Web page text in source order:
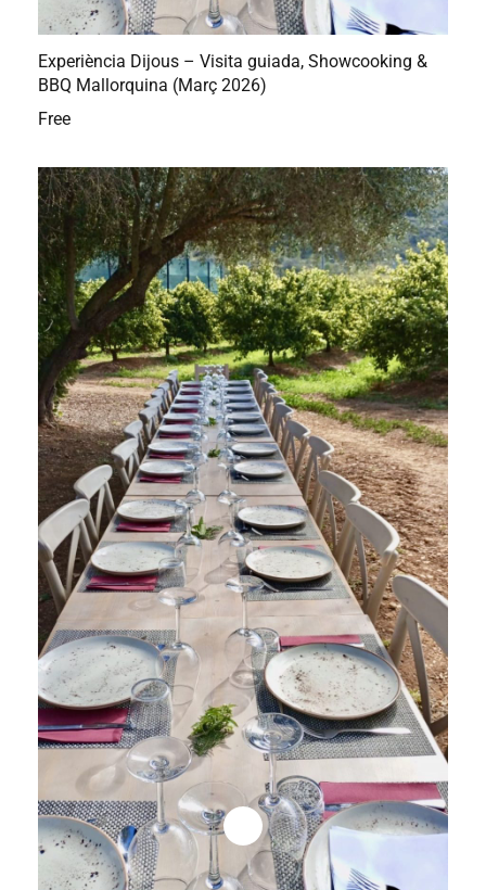
Experiència Dijous – Visita guiada, Showcooking &
BBQ Mallorquina (Març 2026)
Free